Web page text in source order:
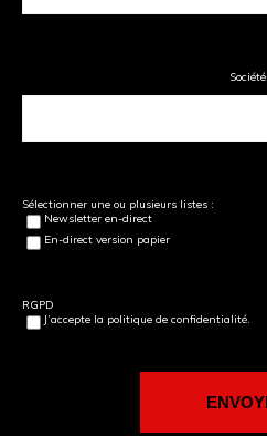
Société
Sélectionner une ou plusieurs listes :
Newsletter en-direct
En-direct version papier
RGPD
J’accepte la politique de confidentialité.